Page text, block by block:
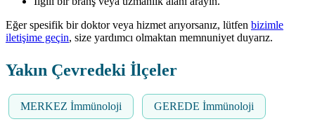
Eğer spesifik bir doktor veya hizmet arıyorsanız, lütfen bizimle
iletişime geçin, size yardımcı olmaktan memnuniyet duyarız.
Yakın Çevredeki İlçeler
MERKEZ İmmünoloji GEREDE İmmünoloji